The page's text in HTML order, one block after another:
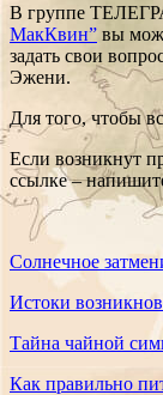
В группе
МакКвин” вы
задать свои
Эжени.
Для того, чтобы
Если возникнут
ссылке –
Солнечное
Истоки
Тайна чайной
Как правильно